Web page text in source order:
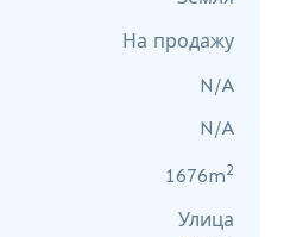
На продажу
N/A
N/A
1676m2
Улица